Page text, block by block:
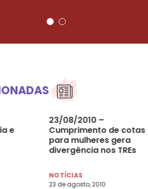
e
23/08/2010 –
Cumprimento de cotas
para mulheres gera
divergência nos TREs
NOTÍCIAS
23 de agosto, 2010